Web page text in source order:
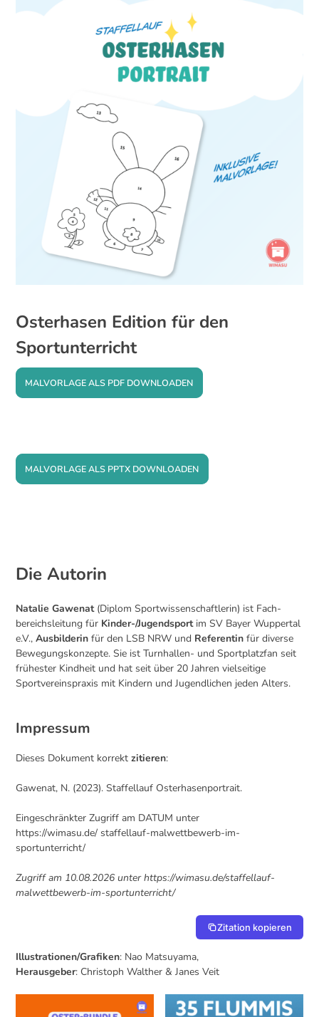
Osterhasen Edition für den
Sportunterricht
MALVORLAGE ALS PDF DOWNLOADEN
MALVORLAGE ALS PPTX DOWNLOADEN
Die Autorin
NatalieGawenat (Diplom Sportwissenschaftlerin) ist Fach-
bereichsleitung für Kinder-/Jugendsport im SV Bayer Wuppertal
e.V.,Ausbilderin für den LSB NRW und Referentin für diverse
Bewegungskonzepte. Sie ist Turnhallen- und Sportplatzfan seit
frühester Kindheit und hat seit über 20 Jahren vielseitige
Sportvereinspraxis mit Kindern und Jugendlichen jeden Alters.
Impressum
Dieses Dokument korrektzitieren:
Gawenat, N. (2023). Staffellauf Osterhasenportrait.
Eingeschränkter Zugriff am DATUM unter
https://wimasu.de/ staffellauf-malwettbewerb-im-
sportunterricht/
Zugriff am 10.08.2026 unter https://wimasu.de/staffellauf-
malwettbewerb-im-sportunterricht/
Zitation kopieren
Illustrationen/Grafiken: Nao Matsuyama,
Herausgeber: Christoph Walther & Janes Veit
Dieses Produkt weist mehrere Varianten auf. Die Optionen können auf der Produktseite gewählt werden
Dieses Produkt weist mehrere Varianten auf. Die Optionen können auf der Produktseite gewählt werden